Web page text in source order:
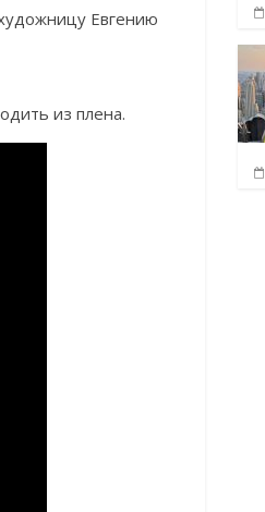
Евгению
из плена.